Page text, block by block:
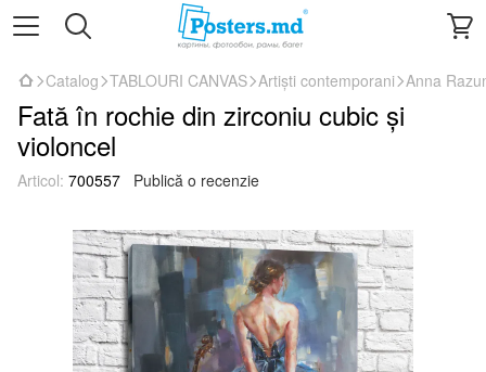
Catalog TABLOURI CANVAS Artiști contemporani Anna
Fată în rochie din zirconiu cubic și
violoncel
Articol: 700557 Publică o recenzie